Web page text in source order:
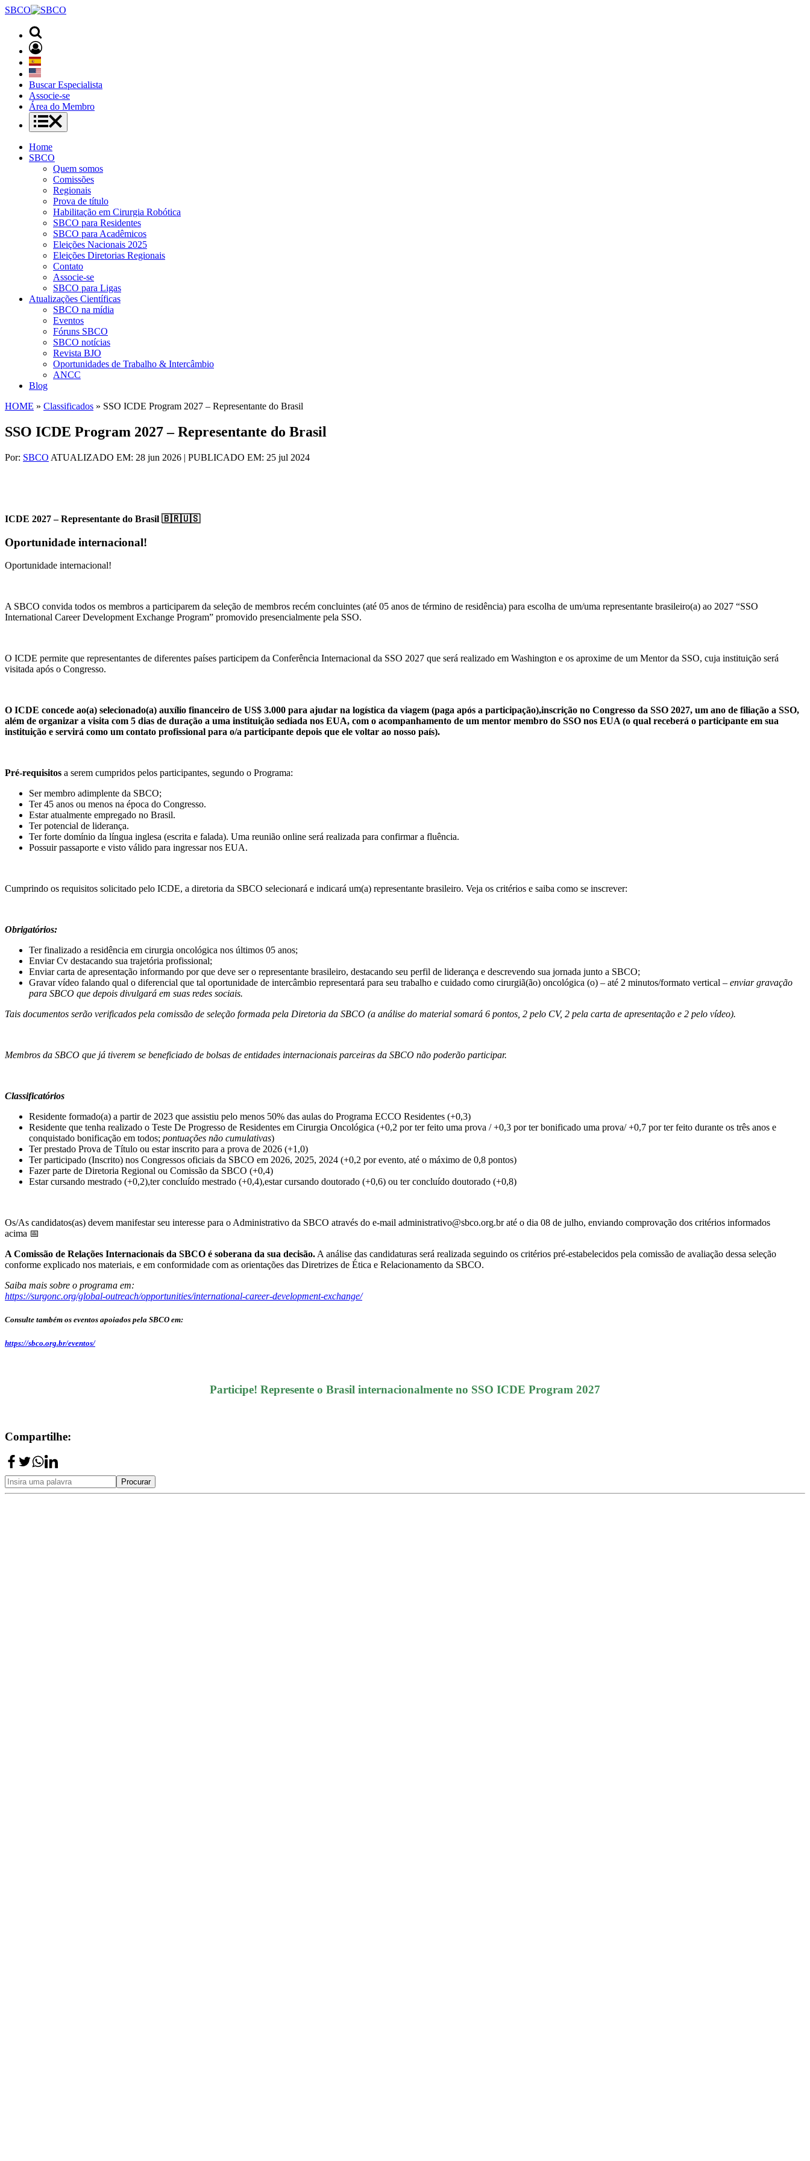
SBCO
Buscar Especialista
Associe-se
Área do Membro
Home
SBCO
Quem somos
Comissões
Regionais
Prova de título
Habilitação em Cirurgia Robótica
SBCO para Residentes
SBCO para Acadêmicos
Eleições Nacionais 2025
Eleições Diretorias Regionais
Contato
Associe-se
SBCO para Ligas
Atualizações Científicas
SBCO na mídia
Eventos
Fóruns SBCO
SBCO notícias
Revista BJO
Oportunidades de Trabalho & Intercâmbio
ANCC
Blog
HOME » Classificados » SSO ICDE Program 2027 – Representante do Brasil
SSO ICDE Program 2027 – Representante do Brasil
Por: SBCO ATUALIZADO EM: 28 jun 2026 | PUBLICADO EM: 25 jul 2024
ICDE 2027 – Representante do Brasil 🇧🇷🇺🇸
Oportunidade internacional!
Oportunidade internacional!
A SBCO convida todos os membros a participarem da seleção de membros recém concluintes (até 05 anos de término de residência) para escolha de um/uma representante brasileiro(a) ao 2027 “SSO
International Career Development Exchange Program” promovido presencialmente pela SSO.
O ICDE permite que representantes de diferentes países participem da Conferência Internacional da SSO 2027 que será realizado em Washington e os aproxime de um Mentor da SSO, cuja instituição será
visitada após o Congresso.
O ICDE concede ao(a) selecionado(a) auxílio financeiro de US$ 3.000 para ajudar na logística da viagem (paga após a participação),inscrição no Congresso da SSO 2027, um ano de filiação a SSO,
além de organizar a visita com 5 dias de duração a uma instituição sediada nos EUA, com o acompanhamento de um mentor membro do SSO nos EUA (o qual receberá o participante em sua
instituição e servirá como um contato profissional para o/a participante depois que ele voltar ao nosso país).
Pré-requisitos a serem cumpridos pelos participantes, segundo o Programa:
Ser membro adimplente da SBCO;
Ter 45 anos ou menos na época do Congresso.
Estar atualmente empregado no Brasil.
Ter potencial de liderança.
Ter forte domínio da língua inglesa (escrita e falada). Uma reunião online será realizada para confirmar a fluência.
Possuir passaporte e visto válido para ingressar nos EUA.
Cumprindo os requisitos solicitado pelo ICDE, a diretoria da SBCO selecionará e indicará um(a) representante brasileiro. Veja os critérios e saiba como se inscrever:
Obrigatórios:
Ter finalizado a residência em cirurgia oncológica nos últimos 05 anos;
Enviar Cv destacando sua trajetória profissional;
Enviar carta de apresentação informando por que deve ser o representante brasileiro, destacando seu perfil de liderança e descrevendo sua jornada junto a SBCO;
Gravar vídeo falando qual o diferencial que tal oportunidade de intercâmbio representará para seu trabalho e cuidado como cirurgiã(ão) oncológica (o) – até 2 minutos/formato vertical – enviar gravação
para SBCO que depois divulgará em suas redes sociais.
Tais documentos serão verificados pela comissão de seleção formada pela Diretoria da SBCO (a análise do material somará 6 pontos, 2 pelo CV, 2 pela carta de apresentação e 2 pelo vídeo).
Membros da SBCO que já tiverem se beneficiado de bolsas de entidades internacionais parceiras da SBCO não poderão participar.
Classificatórios
Residente formado(a) a partir de 2023 que assistiu pelo menos 50% das aulas do Programa ECCO Residentes (+0,3)
Residente que tenha realizado o Teste De Progresso de Residentes em Cirurgia Oncológica (+0,2 por ter feito uma prova / +0,3 por ter bonificado uma prova/ +0,7 por ter feito durante os três anos e
conquistado bonificação em todos; pontuações não cumulativas)
Ter prestado Prova de Título ou estar inscrito para a prova de 2026 (+1,0)
Ter participado (Inscrito) nos Congressos oficiais da SBCO em 2026, 2025, 2024 (+0,2 por evento, até o máximo de 0,8 pontos)
Fazer parte de Diretoria Regional ou Comissão da SBCO (+0,4)
Estar cursando mestrado (+0,2),ter concluído mestrado (+0,4),estar cursando doutorado (+0,6) ou ter concluído doutorado (+0,8)
Os/As candidatos(as) devem manifestar seu interesse para o Administrativo da SBCO através do e-mail administrativo@sbco.org.br até o dia 08 de julho, enviando comprovação dos critérios informados
acima 📅
A Comissão de Relações Internacionais da SBCO é soberana da sua decisão. A análise das candidaturas será realizada seguindo os critérios pré-estabelecidos pela comissão de avaliação dessa seleção
conforme explicado nos materiais, e em conformidade com as orientações das Diretrizes de Ética e Relacionamento da SBCO.
Saiba mais sobre o programa em:
https://surgonc.org/global-outreach/opportunities/international-career-development-exchange/
Consulte também os eventos apoiados pela SBCO em:
https://sbco.org.br/eventos/
Participe! Represente o Brasil internacionalmente no SSO ICDE Program 2027
Compartilhe:
Procurar